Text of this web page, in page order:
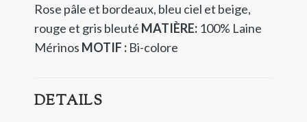
Rose pâle et bordeaux, bleu ciel et beige,
rouge et gris bleuté MATIÈRE: 100% Laine
Mérinos MOTIF : Bi-colore
DETAILS